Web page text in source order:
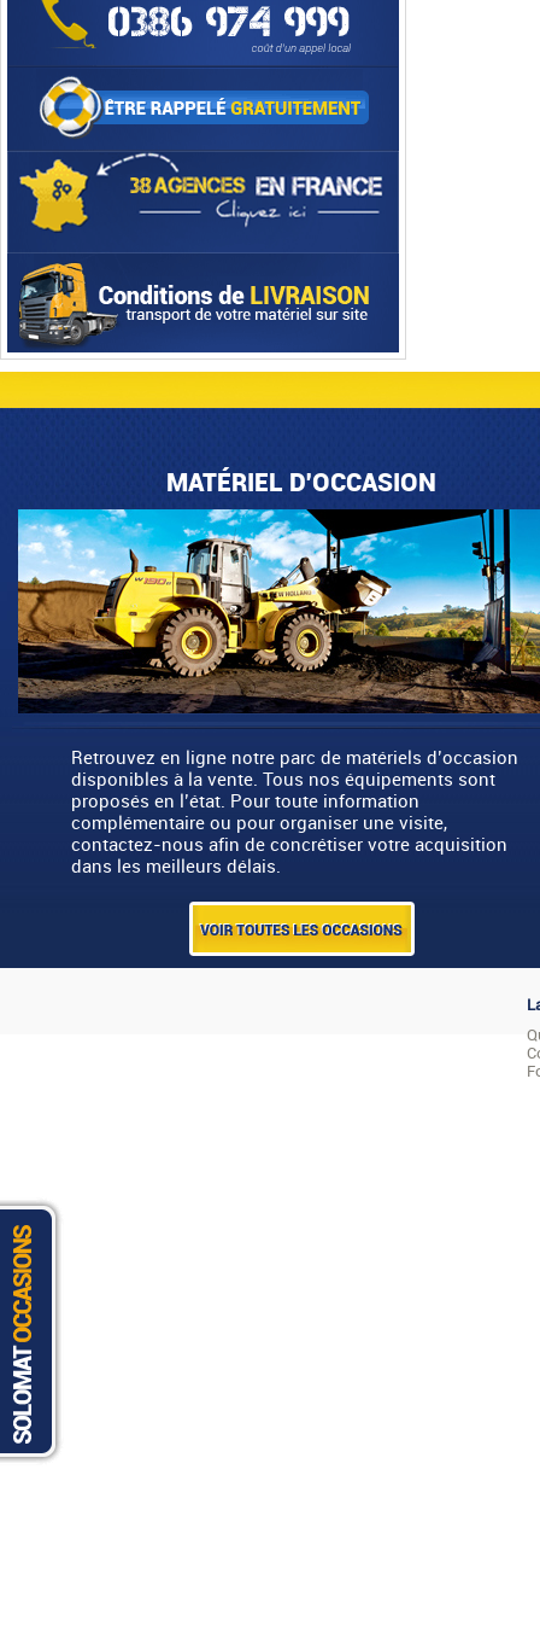
MATÉRIEL D'OCCASION
Retrouvez en ligne notre parc de matériels d’occasion
disponibles à la vente. Tous nos équipements sont
proposés en l’état. Pour toute information
complémentaire ou pour organiser une visite,
contactez-nous afin de concrétiser votre acquisition
dans les meilleurs délais.